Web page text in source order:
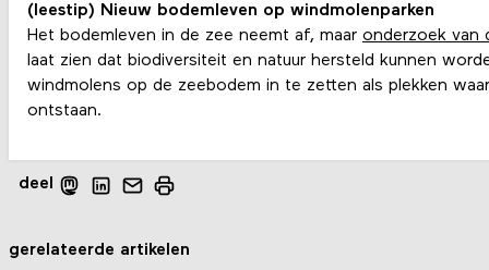
(leestip) Nieuw bodemleven op windmolenparken
Het bodemleven in de zee neemt af, maar onderzoek van
laat zien dat biodiversiteit en natuur hersteld kunnen
windmolens op de zeebodem in te zetten als plekken
ontstaan.
deel
gerelateerde artikelen